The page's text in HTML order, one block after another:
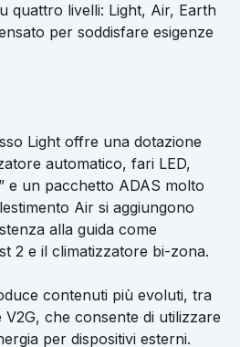
quattro livelli: Light, Air, Earth
per soddisfare esigenze
Light offre una dotazione
automatico, fari LED,
e un pacchetto ADAS molto
Air si aggiungono
alla guida come
2 e il climatizzatore bi-zona.
contenuti più evoluti, tra
che consente di utilizzare
per dispositivi esterni.